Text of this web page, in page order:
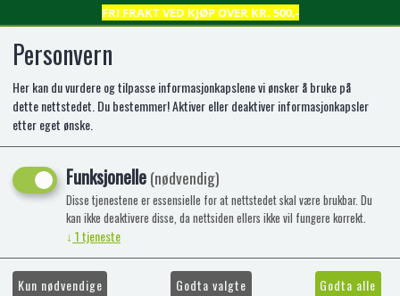
FRI FRAKT VED KJØP OVER KR. 500,-
0
Bokbjørn: Den vesle sjørøveren og
øya med den mystiske skatten (1)
Lettlest bok for nybegynnere
Personvern
Her kan du vurdere og tilpasse informasjonkapslene vi ønsker å bruke på
dette nettstedet. Du bestemmer! Aktiver eller deaktiver informasjonkapsler
etter eget ønske.
Funksjonelle(nødvendig)
Disse tjenestene er essensielle for at nettstedet skal være brukbar. Du
kan ikke deaktivere disse, da nettsiden ellers ikke vil fungere korrekt.
↓ 1tjeneste
Kun nødvendige Godta valgte Godta alle